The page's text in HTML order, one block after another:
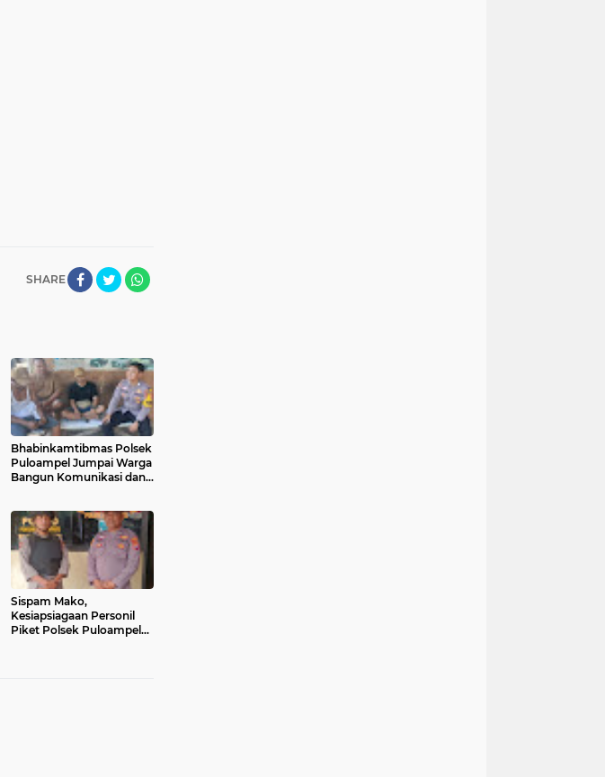
SHARE
Bhabinkamtibmas Polsek
Puloampel Jumpai Warga
Bangun Komunikasi dan
Sispam Mako,
Kesiapsiagaan Personil
Piket Polsek Puloampel